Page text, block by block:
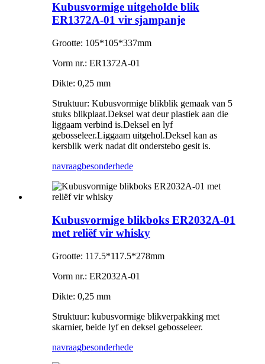
Kubusvormige uitgeholde blik
ER1372A-01 vir sjampanje
Grootte: 105*105*337mm
Vorm nr.: ER1372A-01
Dikte: 0,25 mm
Struktuur: Kubusvormige blikblik gemaak van 5
stuks blikplaat.Deksel wat deur plastiek aan die
liggaam verbind is.Deksel en lyf
gebosseleer.Liggaam uitgehol.Deksel kan as
kersblik werk nadat dit onderstebo gesit is.
navraagbesonderhede
Kubusvormige blikboks ER2032A-01
met reliëf vir whisky
Grootte: 117.5*117.5*278mm
Vorm nr.: ER2032A-01
Dikte: 0,25 mm
Struktuur: kubusvormige blikverpakking met
skarnier, beide lyf en deksel gebosseleer.
navraagbesonderhede